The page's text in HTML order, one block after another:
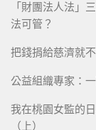
「財團法人法」
法可管？
把錢捐給慈濟就
公益組織專家：
我在桃園女監的
（上）